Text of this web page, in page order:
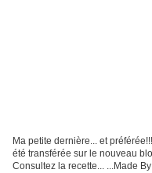
Ma petite dernière... et
été transférée sur le nouveau
Consultez la recette... ...Made